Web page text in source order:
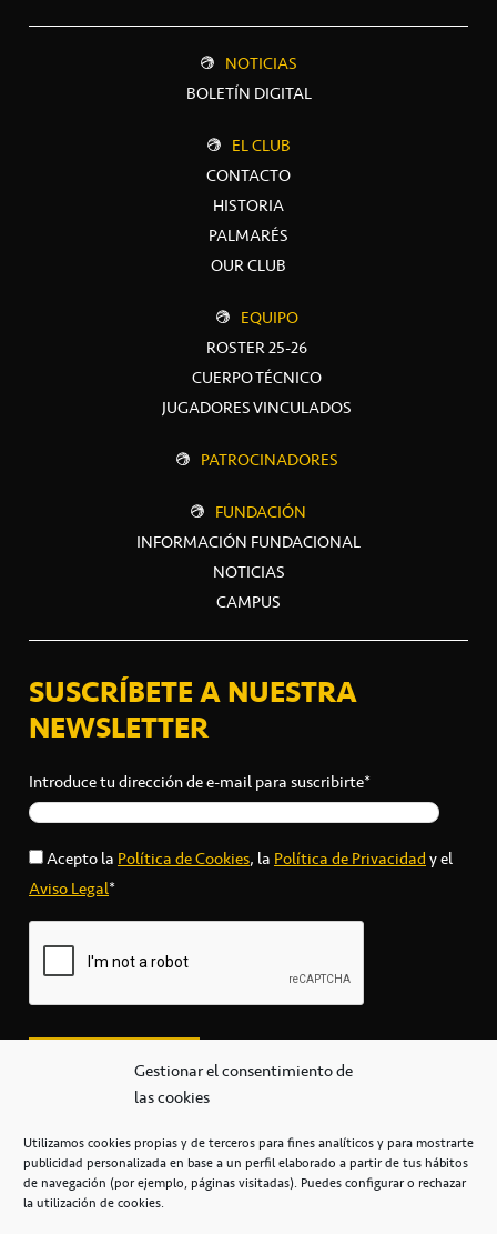
Gestionar el consentimiento de
las cookies
Utilizamos cookies propias y de terceros para fines analíticos y para mostrarte
publicidad personalizada en base a un perfil elaborado a partir de tus hábitos
de navegación (por ejemplo, páginas visitadas). Puedes configurar o rechazar
la utilización de cookies.
NOTICIAS
BOLETÍN DIGITAL
EL CLUB
CONTACTO
HISTORIA
PALMARÉS
OUR CLUB
EQUIPO
ROSTER 25-26
CUERPO TÉCNICO
JUGADORES VINCULADOS
PATROCINADORES
FUNDACIÓN
INFORMACIÓN FUNDACIONAL
NOTICIAS
CAMPUS
SUSCRÍBETE A NUESTRA
NEWSLETTER
Introduce tu dirección de e-mail para suscribirte*
Acepto laPolítica de Cookies, laPolítica de Privacidady el
Aviso Legal*
secretaria@cbcanarias.es
+34 922 253 684